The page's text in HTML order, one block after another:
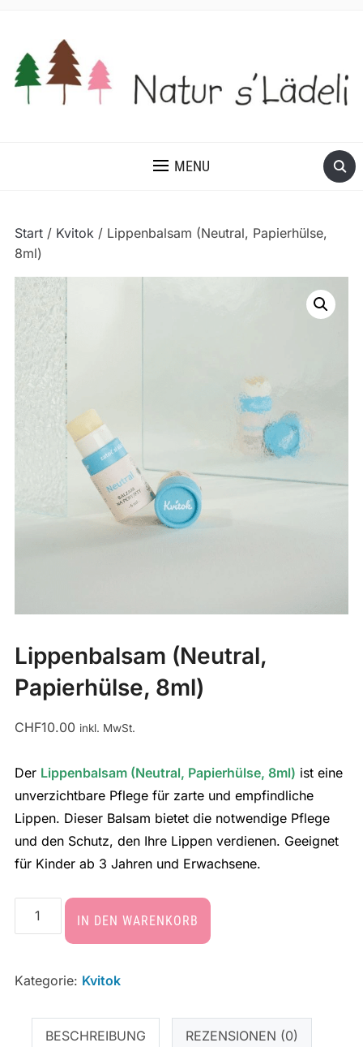
MENU
Start/ Kvitok/ Lippenbalsam (Neutral, Papierhülse,
8ml)
Lippenbalsam (Neutral,
Papierhülse, 8ml)
CHF10.00 inkl. MwSt.
Der Lippenbalsam (Neutral, Papierhülse, 8ml) ist eine
unverzichtbare Pflege für zarte und empfindliche
Lippen. Dieser Balsam bietet die notwendige Pflege
und den Schutz, den Ihre Lippen verdienen. Geeignet
für Kinder ab 3 Jahren und Erwachsene.
IN DEN WARENKORB
Kategorie: Kvitok
BESCHREIBUNG REZENSIONEN (0)